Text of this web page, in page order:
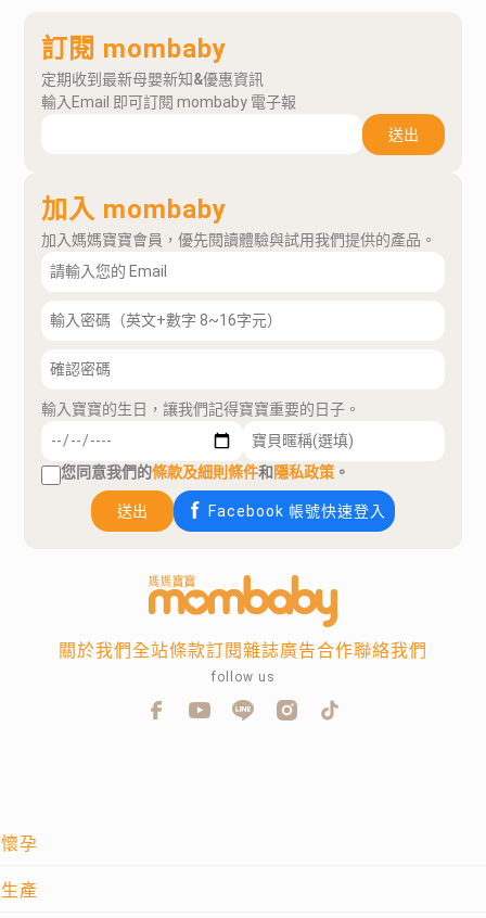
訂閱 mombaby
定期收到最新母嬰新知&優惠資訊
輸入Email 即可訂閱 mombaby 電子報
送出
加入 mombaby
加入媽媽寶寶會員，優先閱讀體驗與試用我們提供的產品。
輸入寶寶的生日，讓我們記得寶寶重要的日子。
您同意我們的條款及細則條件和隱私政策 。
送出 Facebook 帳號快速登入
懷孕
生產
關於我們全站條款訂閱雜誌廣告合作聯絡我們
follow us